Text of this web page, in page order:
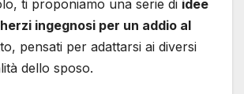
ti proponiamo una serie di idee
ingegnosi per un addio al
pensati per adattarsi ai diversi
dello sposo.